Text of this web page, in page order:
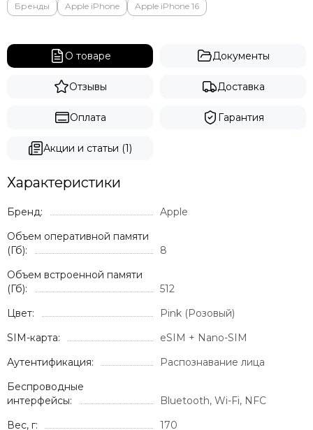
Бренды
Apple iPhone Apple iPhone 16
О товаре Документы
Отзывы Доставка
Оплата Гарантия
Акции и статьи (1)
Характеристики
Бренд:
Apple
Объем оперативной памяти
(Гб):
8
Объем встроенной памяти
(Гб):
512
Цвет:
Pink (Розовый)
SIM-карта:
eSIM + Nano-SIM
Аутентификация:
Распознавание лица
Беспроводные
интерфейсы:
Bluetooth, Wi-Fi, NFC
Вес, г:
170